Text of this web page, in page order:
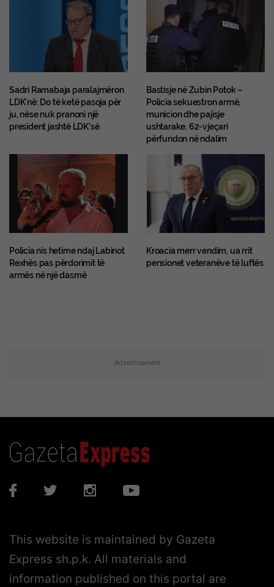
Sadri Ramabaja paralajmëron
LDK’në: Do të ketë pasoja për
ju, nëse nuk pranoni një
president jashtë LDK’së
Bastisje në Zubin Potok –
Policia sekuestron armë,
municion dhe pajisje
ushtarake, 62-vjeçari
përfundon në ndalim
Policia nis hetime ndaj Labinot
Rexhës pas përdorimit të
armës në një dasmë
Kroacia merr vendim, ua rrit
pensionet veteranëve të luftës
Advertisement
This website is maintained by Gazeta
Express sh.p.k. All materials and
information published on this portal are